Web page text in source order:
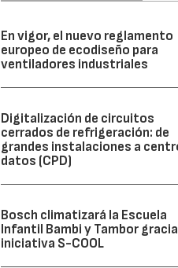
En vigor, el nuevo reglamento
europeo de ecodiseño para
ventiladores industriales
Digitalización de circuitos
cerrados de refrigeración: de
grandes instalaciones a
datos (CPD)
Bosch climatizará la Escuela
Infantil Bambi y Tambor
iniciativa S-COOL